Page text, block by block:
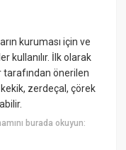
kuruması için ve
kullanılır. İlk olarak
tarafından önerilen
kekik, zerdeçal, çörek
burada okuyun: